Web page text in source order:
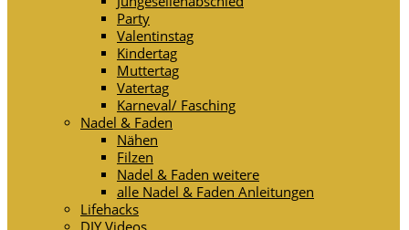
Party
Valentinstag
Kindertag
Muttertag
Vatertag
Karneval/ Fasching
Nadel & Faden
Nähen
Filzen
Nadel & Faden weitere
alle Nadel & Faden Anleitungen
Lifehacks
DIY Videos